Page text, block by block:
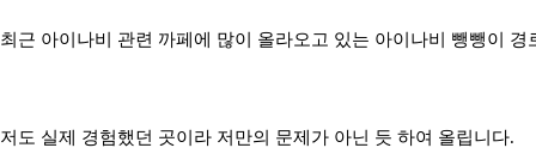
최근 아이나비 관련 까페에 많이 올라오고 있는 아이나비 뺑뺑이 경
저도 실제 경험했던 곳이라 저만의 문제가 아닌 듯 하여 올립니다.